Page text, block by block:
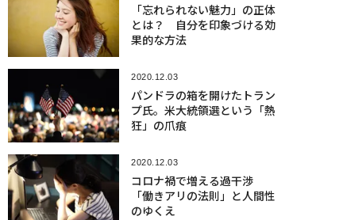
「忘れられない魅力」の正体
とは？ 自分を印象づける効
果的な方法
2020.12.03
パンドラの箱を開けたトラン
プ氏。米大統領選という「熱
狂」の爪痕
2020.12.03
コロナ禍で増える過干渉
「働きアリの法則」と人間性
のゆくえ